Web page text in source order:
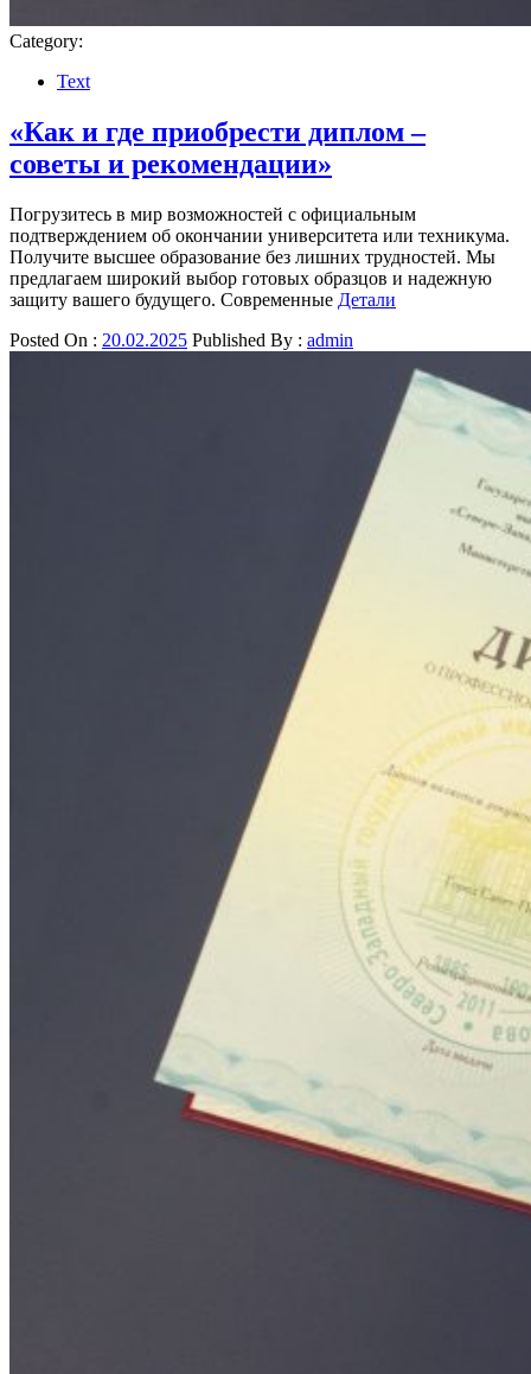
Category:
Text
«Как и где приобрести диплом –
советы и рекомендации»
Погрузитесь в мир возможностей с официальным
подтверждением об окончании университета или техникума.
Получите высшее образование без лишних трудностей. Мы
предлагаем широкий выбор готовых образцов и надежную
защиту вашего будущего. Современные Детали
Posted On : 20.02.2025 Published By : admin